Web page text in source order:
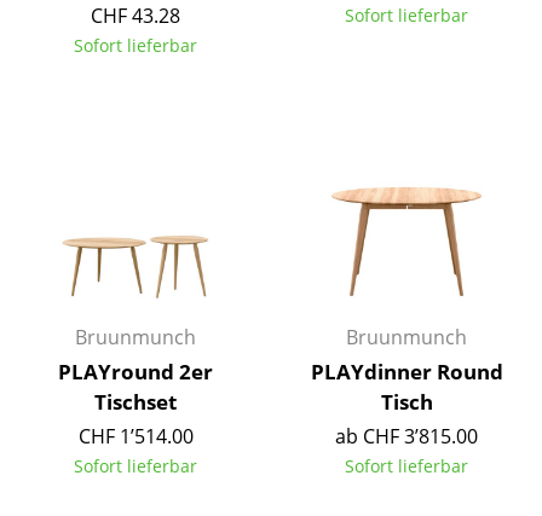
Doppelbetten
... alle Betten
Accessoires
Uhren
Spiegel
Figuren & Miniaturen
CHF 43.28
Sofort lieferbar
Sofort lieferbar
Bruunmunch
PLAYround 2er
Tischset
CHF 1’514.00
Sofort lieferbar
Bruunmunch
PLAYdinner Round
Tisch
ab CHF 3’815.00
Sofort lieferbar